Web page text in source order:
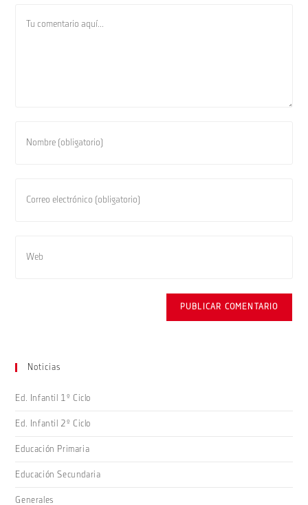
Noticias
Ed. Infantil 1º Ciclo
Ed. Infantil 2º Ciclo
Educación Primaria
Educación Secundaria
Generales